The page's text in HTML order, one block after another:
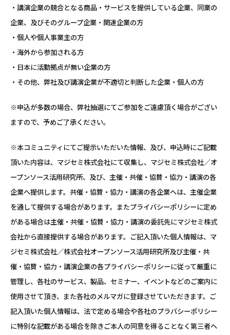
・講演企業の競合となる商品・サービスを提供している企業、同業の
企業、及びそのグループ企業・関連企業の方
・個人や個人事業主の方
・海外から参加される方
・日本に活動拠点が無い企業の方
・その他、弊社及び講演企業が不適切と判断した企業・個人の方
※申込が多数の場合、弊社抽選にてご参加をご遠慮頂く場合がござい
ますので、予めご了承ください。
※本コミュニティにてご提示いただいた情報、及び、申込時にご記載
頂いた内容は、マジセミ株式会社にて収集し、マジセミ株式会社／オ
ープンソース活用研究所、及び、主催・共催・協賛・協力・講演の各
企業へ提供します。共催・協賛・協力・講演の各企業へは、主催企業
を通して提供する場合があります。またプライバシーポリシーに定め
がある場合は主催・共催・協賛・協力・講演の委託先にマジセミ株式
会社から直接提供する場合があります。ご記入頂いた個人情報は、マ
ジセミ株式会社／株式会社オープンソース活用研究所及び主催・共
催・協賛・協力・講演企業の各プライバシーポリシーに従って厳重に
管理し、各社のサービス、製品、セミナー、イベントなどのご案内に
使用させて頂き、また各社のメルマガに登録させていただきます。ご
記入頂いた個人情報は、法で定める場合や各社のプラバシーポリシー
に特別な記載がある場合を除きご本人の同意を得ることなく第三者へ